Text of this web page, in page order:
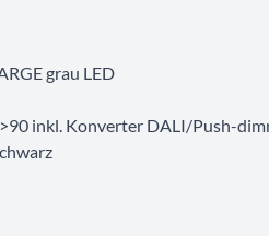
grau LED
inkl. Konverter DALI/Push-